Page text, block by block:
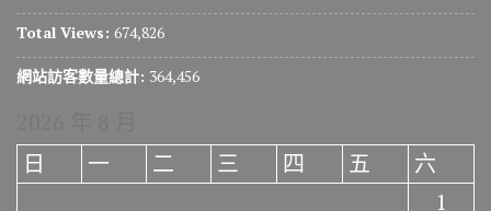
Total Views: 674,826
網站訪客數量總計: 364,456
日
一 二 三 四 五
六
1